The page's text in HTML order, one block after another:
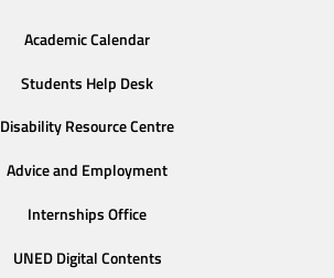
Academic Calendar
Students Help Desk
Disability Resource Centre
Advice and Employment
Internships Office
UNED Digital Contents